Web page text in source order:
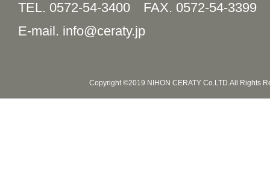
TEL. 0572-54-3400 FAX. 0572-54-3399
E-mail. info@ceraty.jp
Copyright ©2019 NIHON CERATY Co.LTD.All Rights